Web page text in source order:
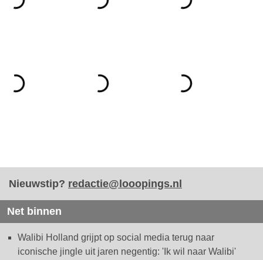
Nieuwstip? redactie@looopings.nl
Net binnen
Walibi Holland grijpt op social media terug naar
iconische jingle uit jaren negentig: 'Ik wil naar Walibi'